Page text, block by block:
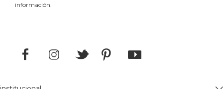
información.